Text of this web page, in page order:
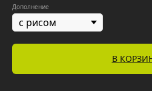
Дополнение
В